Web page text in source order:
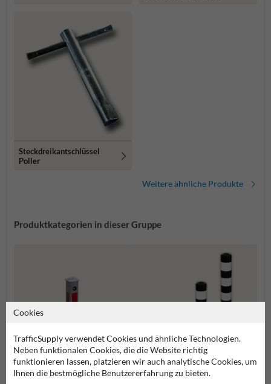
Steckdreikantschlüssel
Poller
Weitere ähnliche Produkte
Produktkategorien in dieser Gruppe
Cookies
TrafficSupply verwendet Cookies und ähnliche Technologien.
Neben funktionalen Cookies, die die Website richtig
funktionieren lassen, platzieren wir auch analytische Cookies, um
Ihnen die bestmögliche Benutzererfahrung zu bieten.